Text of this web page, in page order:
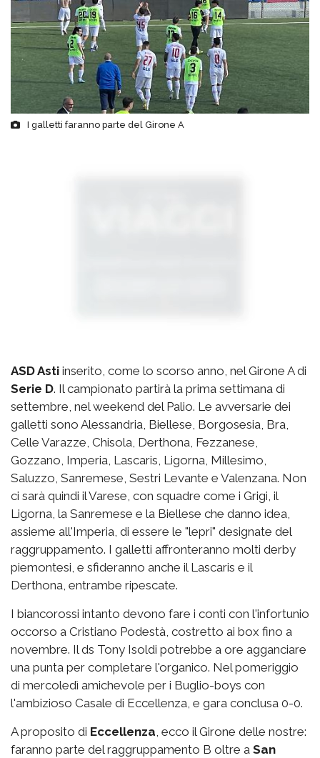
I galletti faranno parte del Girone A
ASD Asti inserito, come lo scorso anno, nel Girone A di
Serie D. Il campionato partirà la prima settimana di
settembre, nel weekend del Palio. Le avversarie dei
galletti sono Alessandria, Biellese, Borgosesia, Bra,
Celle Varazze, Chisola, Derthona, Fezzanese,
Gozzano, Imperia, Lascaris, Ligorna, Millesimo,
Saluzzo, Sanremese, Sestri Levante e Valenzana. Non
ci sarà quindi il Varese, con squadre come i Grigi, il
Ligorna, la Sanremese e la Biellese che danno idea,
assieme all'Imperia, di essere le "lepri" designate del
raggruppamento. I galletti affronteranno molti derby
piemontesi, e sfideranno anche il Lascaris e il
Derthona, entrambe ripescate.
I biancorossi intanto devono fare i conti con l'infortunio
occorso a Cristiano Podestà, costretto ai box fino a
novembre. Il ds Tony Isoldi potrebbe a ore agganciare
una punta per completare l'organico. Nel pomeriggio
di mercoledì amichevole per i Buglio-boys con
l'ambizioso Casale di Eccellenza, e gara conclusa 0-0.
A proposito di Eccellenza, ecco il Girone delle nostre:
faranno parte del raggruppamento B oltre a San